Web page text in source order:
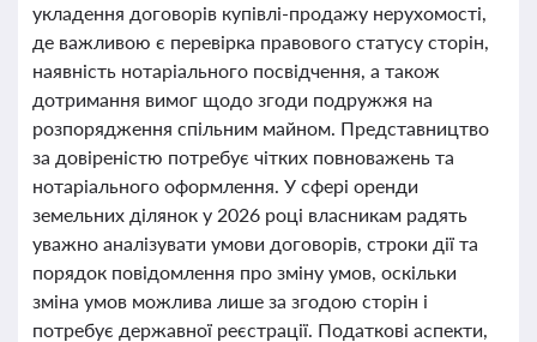
укладення договорів купівлі-продажу нерухомості,
де важливою є перевірка правового статусу сторін,
наявність нотаріального посвідчення, а також
дотримання вимог щодо згоди подружжя на
розпорядження спільним майном. Представництво
за довіреністю потребує чітких повноважень та
нотаріального оформлення. У сфері оренди
земельних ділянок у 2026 році власникам радять
уважно аналізувати умови договорів, строки дії та
порядок повідомлення про зміну умов, оскільки
зміна умов можлива лише за згодою сторін і
потребує державної реєстрації. Податкові аспекти,